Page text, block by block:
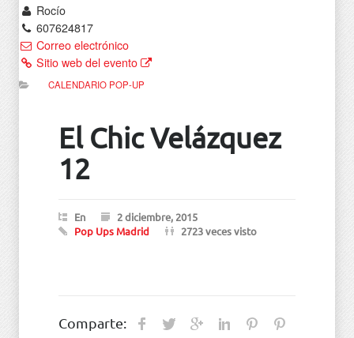
Rocío
607624817
Correo electrónico
Sitio web del evento
CALENDARIO POP-UP
El Chic Velázquez
12
En
2 diciembre, 2015
Pop Ups Madrid
2723 veces visto
Comparte: